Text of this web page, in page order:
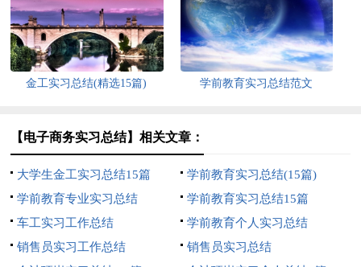
金工实习总结(精选15篇) 学前教育实习总结范文
【电子商务实习总结】相关文章：
大学生金工实习总结15篇
学前教育实习总结(15篇)
学前教育专业实习总结
学前教育实习总结15篇
车工实习工作总结
学前教育个人实习总结
销售员实习工作总结
销售员实习总结